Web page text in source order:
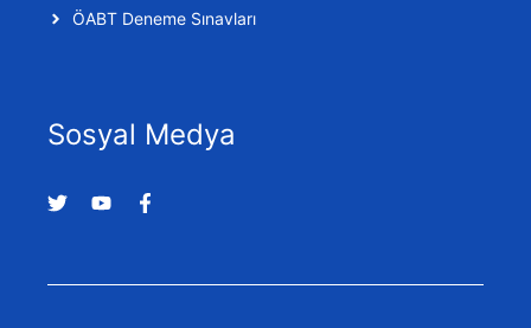
ÖABT Deneme Sınavları
Sosyal Medya